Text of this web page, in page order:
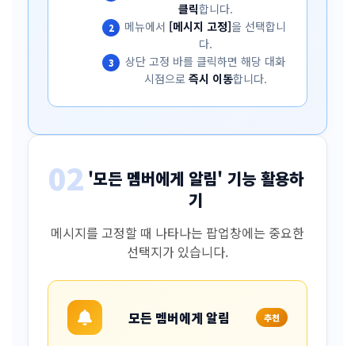
클릭합니다.
2 메뉴에서 [메시지 고정]을 선택합니
다.
3
상단 고정 바를 클릭하면 해당 대화
시점으로 즉시 이동합니다.
02 '모든 멤버에게 알림' 기능 활용하
기
메시지를 고정할 때 나타나는 팝업창에는 중요한
선택지가 있습니다.
모든 멤버에게 알림 추천